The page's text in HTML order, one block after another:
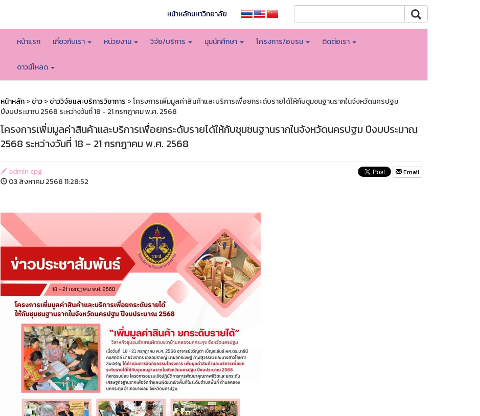
หน้าหลักมหาวิทยาลัย
หน้าแรก เกี่ยวกับเรา หน่วยงาน วิจัย/บริการ มุมนักศึกษา โครงการ/อบรม ติดต่อเรา
ดาวน์โหลด
หน้าหลัก>ข่าว>ข่าววิจัยและบริการวิชาการ > โครงการเพิ่มมูลค่าสินค้าและบริการเพื่อยกระดับรายได้ให้กับชุมชนฐานรากในจังหวัดนครปฐม
ปีงบประมาณ 2568 ระหว่างวันที่ 18 - 21 กรกฎาคม พ.ศ. 2568
โครงการเพิ่มมูลค่าสินค้าและบริการเพื่อยกระดับรายได้ให้กับชุมชนฐานรากในจังหวัดนครปฐม ปีงบประมาณ
2568 ระหว่างวันที่ 18 - 21 กรกฎาคม พ.ศ. 2568
admin cpg
03 สิงหาคม 2568 11:28:52
Email